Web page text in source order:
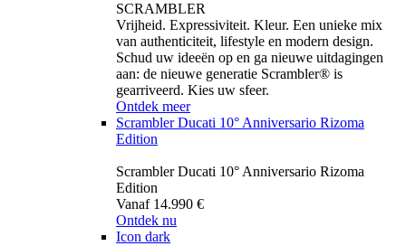
SCRAMBLER
Vrijheid. Expressiviteit. Kleur. Een unieke mix
van authenticiteit, lifestyle en modern design.
Schud uw ideeën op en ga nieuwe uitdagingen
aan: de nieuwe generatie Scrambler® is
gearriveerd. Kies uw sfeer.
Ontdek meer
Scrambler Ducati 10° Anniversario Rizoma
Edition
Scrambler Ducati 10° Anniversario Rizoma
Edition
Vanaf 14.990 €
Ontdek nu
Icon dark